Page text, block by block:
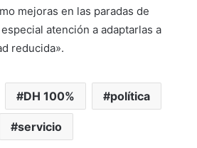
mejoras en las paradas de
atención a adaptarlas a
reducida».
DH 100% política
servicio